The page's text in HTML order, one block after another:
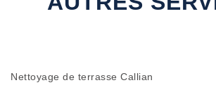
Nettoyage de terrasse Callian